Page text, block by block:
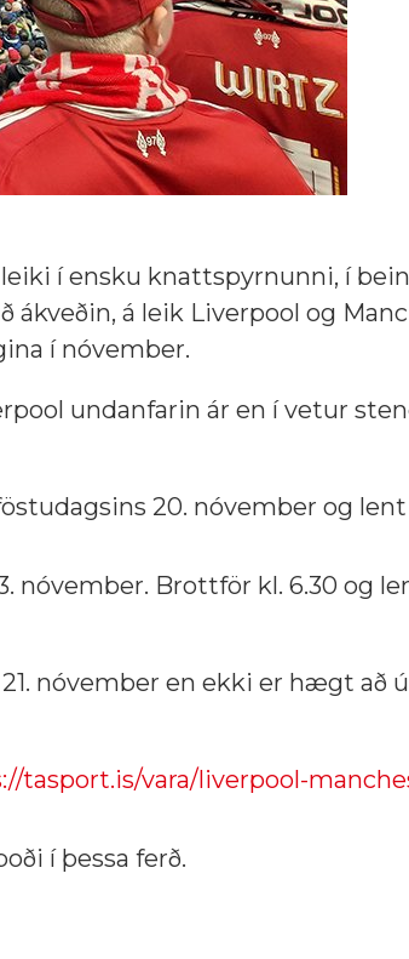
í ensku knattspyrnunni, í
ákveðin, á leik Liverpool og
í nóvember.
undanfarin ár en í vetur
20. nóvember og
nóvember. Brottför kl. 6.30 og
nóvember en ekki er hægt að
tasport.is/vara/liverpool-
í þessa ferð.